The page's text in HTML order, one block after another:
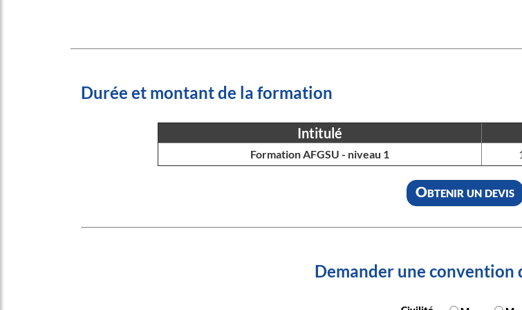
Durée et montant de la formation
Intitulé
Formation AFGSU - niveau 1
Obtenir un devis
Demander une convention